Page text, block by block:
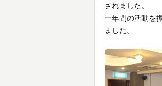
されました。
一年間の活動を
ました。